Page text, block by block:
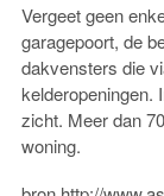
Vergeet geen
garagepoort, de
dakvensters die
kelderopeningen.
zicht. Meer dan
woning.